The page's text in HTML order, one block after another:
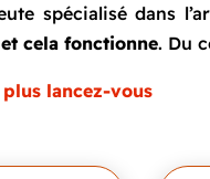
spécialisé dans
cela fonctionne. Du
lancez-vous